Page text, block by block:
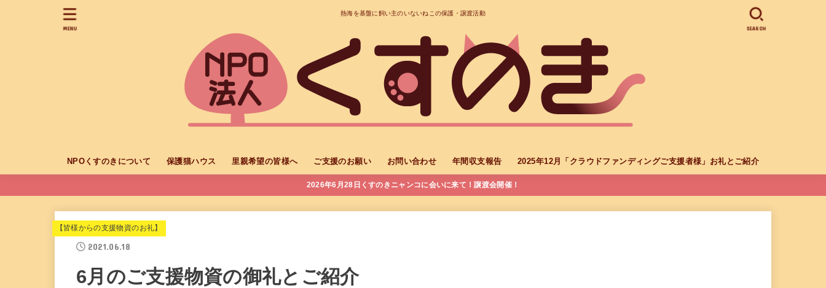
熱海を基盤に飼い主のいないねこの保護・譲渡活動
NPOくすのきについて 保護猫ハウス 里親希望の皆様へ ご支援のお願い お問い合わせ 年間収支報告 2025年12月「クラウドファンディングご支援者様」お礼とご紹介
SEARCH
MENU
2026年6月28日くすのきニャンコに会いに来て！譲渡会開催！
【皆様からの支援物資のお礼】
2021.06.18
6月のご支援物資の御礼とご紹介